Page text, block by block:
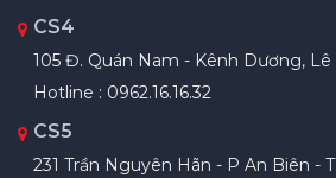
CS4
105 Đ. Quán Nam - Kênh Dương, Lê
Hotline : 0962.16.16.32
CS5
231 Trần Nguyên Hãn - P An Biên -